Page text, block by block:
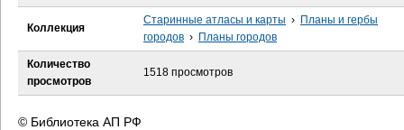
Коллекция
Старинные атласы и карты › Планы и гербы
городов › Планы городов
Количество
просмотров
1518 просмотров
© Библиотека АП РФ